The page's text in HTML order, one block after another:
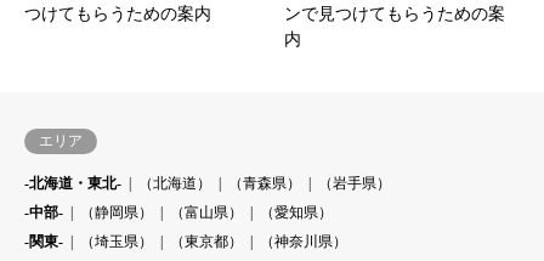
つけてもらうための案内
ンで見つけてもらうための案
内
エリア
-北海道・東北- （北海道） （青森県）
（岩手県）
-中部-
（静岡県） （富山県）
（愛知県）
-関東-
（埼玉県） （東京都）
（神奈川県）